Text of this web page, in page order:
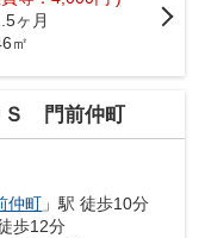
ヶ月
㎡
門前仲町
仲町 」駅 徒歩10分
歩12分